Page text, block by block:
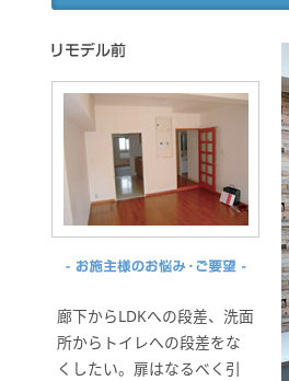
廊下からLDKへの段差、洗面
所からトイレへの段差をな
くしたい。扉はなるべく引